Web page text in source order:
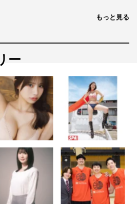
もっと見る
ー